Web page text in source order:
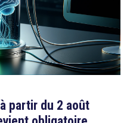
l'innovation
CONTACT
partir du 2 août